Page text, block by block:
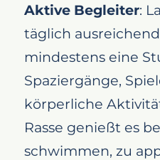
Aktive Begleiter:
täglich
mindestens eine
Spaziergänge,
körperliche
Rasse genießt es
schwimmen, zu